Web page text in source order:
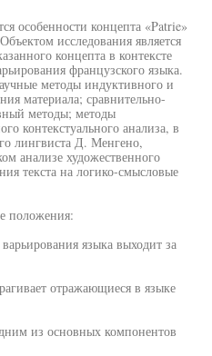
особенности концепта «Patrie»
исследования является
концепта в контексте
французского языка.
методы индуктивного и
материала; сравнительно-
методы; методы
контекстуального анализа, в
лингвиста Д. Менгено,
анализе художественного
текста на логико-смысловые
положения:
языка выходит за
отражающиеся в языке
из основных компонентов